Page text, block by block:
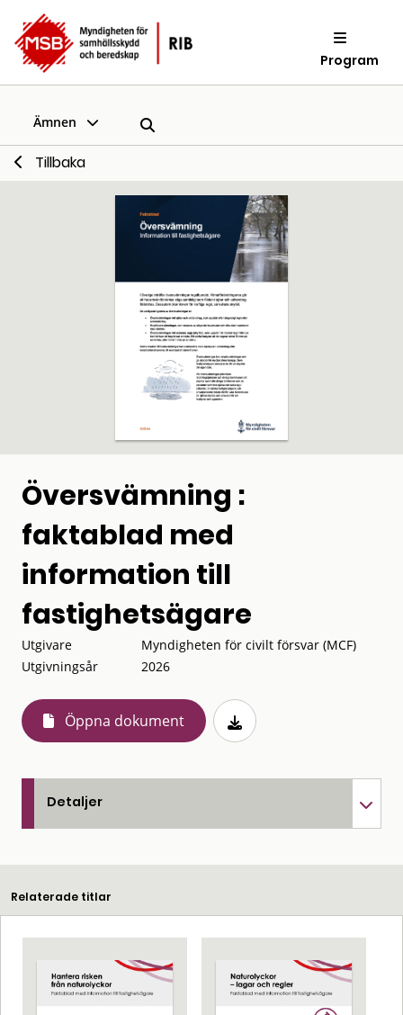
Program
Ämnen
Tillbaka
Översvämning :
faktablad med
information till
fastighetsägare
Utgivare
Myndigheten för civilt försvar (MCF)
Utgivningsår
2026
Öppna dokument
Detaljer
Relaterade titlar